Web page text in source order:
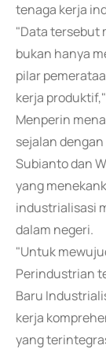
tenaga kerja
"Data tersebut
bukan hanya
pilar
kerja
Menperin
sejalan
Subianto dan
yang
industrialisasi
dalam negeri.
"Untuk
Perindustrian
Baru
kerja
yang